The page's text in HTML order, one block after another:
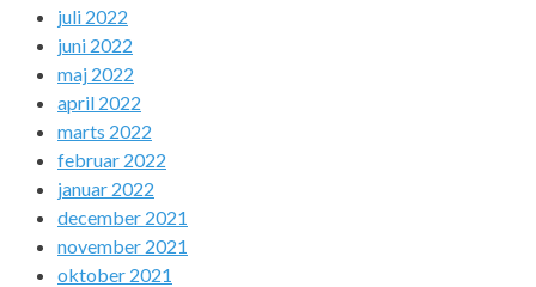
juli 2022
juni 2022
maj 2022
april 2022
marts 2022
februar 2022
januar 2022
december 2021
november 2021
oktober 2021